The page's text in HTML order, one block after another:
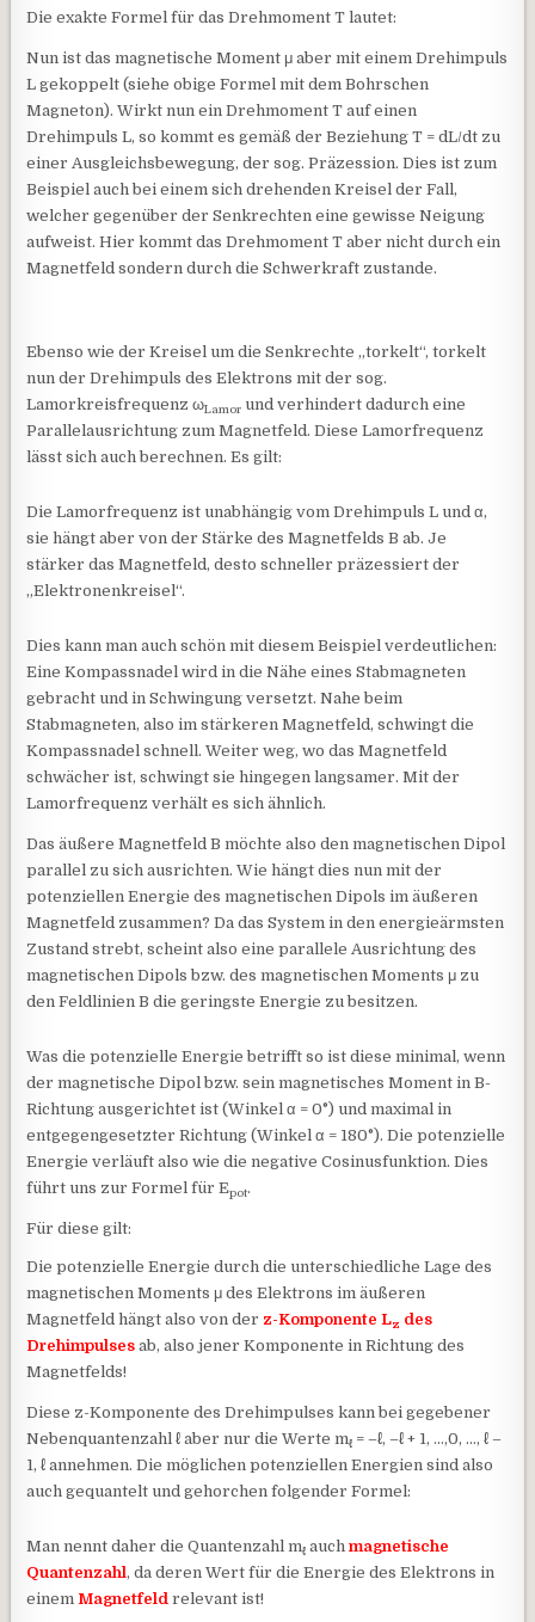
Die exakte Formel für das Drehmoment T lautet:
Nun ist das magnetische Moment μ aber mit einem Drehimpuls
L gekoppelt (siehe obige Formel mit dem Bohrschen
Magneton). Wirkt nun ein Drehmoment T auf einen
Drehimpuls L, so kommt es gemäß der Beziehung T = dL/dt zu
einer Ausgleichsbewegung, der sog. Präzession. Dies ist zum
Beispiel auch bei einem sich drehenden Kreisel der Fall,
welcher gegenüber der Senkrechten eine gewisse Neigung
aufweist. Hier kommt das Drehmoment T aber nicht durch ein
Magnetfeld sondern durch die Schwerkraft zustande.
Ebenso wie der Kreisel um die Senkrechte „torkelt“, torkelt
nun der Drehimpuls des Elektrons mit der sog.
Lamorkreisfrequenz ωLamor und verhindert dadurch eine
Parallelausrichtung zum Magnetfeld. Diese Lamorfrequenz
lässt sich auch berechnen. Es gilt:
Die Lamorfrequenz ist unabhängig vom Drehimpuls L und α,
sie hängt aber von der Stärke des Magnetfelds B ab. Je
stärker das Magnetfeld, desto schneller präzessiert der
„Elektronenkreisel“.
Dies kann man auch schön mit diesem Beispiel verdeutlichen:
Eine Kompassnadel wird in die Nähe eines Stabmagneten
gebracht und in Schwingung versetzt. Nahe beim
Stabmagneten, also im stärkeren Magnetfeld, schwingt die
Kompassnadel schnell. Weiter weg, wo das Magnetfeld
schwächer ist, schwingt sie hingegen langsamer. Mit der
Lamorfrequenz verhält es sich ähnlich.
Das äußere Magnetfeld B möchte also den magnetischen Dipol
parallel zu sich ausrichten. Wie hängt dies nun mit der
potenziellen Energie des magnetischen Dipols im äußeren
Magnetfeld zusammen? Da das System in den energieärmsten
Zustand strebt, scheint also eine parallele Ausrichtung des
magnetischen Dipols bzw. des magnetischen Moments μ zu
den Feldlinien B die geringste Energie zu besitzen.
Was die potenzielle Energie betrifft so ist diese minimal, wenn
der magnetische Dipol bzw. sein magnetisches Moment in B-
Richtung ausgerichtet ist (Winkel α = 0°) und maximal in
entgegengesetzter Richtung (Winkel α = 180°). Die potenzielle
Energie verläuft also wie die negative Cosinusfunktion. Dies
führt uns zur Formel für Epot.
Für diese gilt:
Die potenzielle Energie durch die unterschiedliche Lage des
magnetischen Moments μ des Elektrons im äußeren
Magnetfeld hängt also von der z-Komponente Lz des
Drehimpulses ab, also jener Komponente in Richtung des
Magnetfelds!
Diese z-Komponente des Drehimpulses kann bei gegebener
Nebenquantenzahl ℓ aber nur die Werte mℓ = –ℓ, –ℓ + 1, …,0, …, ℓ –
1, ℓ annehmen. Die möglichen potenziellen Energien sind also
auch gequantelt und gehorchen folgender Formel:
Man nennt daher die Quantenzahl mℓ auchmagnetische
Quantenzahl, da deren Wert für die Energie des Elektrons in
einem Magnetfeld relevant ist!